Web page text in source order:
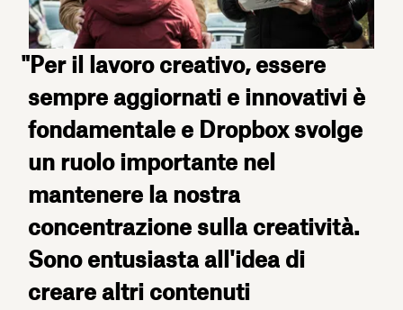
"Per il lavoro creativo, essere
sempre aggiornati e innovativi è
fondamentale e Dropbox svolge
un ruolo importante nel
mantenere la nostra
concentrazione sulla creatività.
Sono entusiasta all'idea di
creare altri contenuti